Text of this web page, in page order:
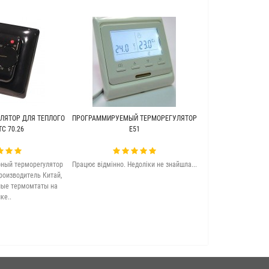
ДЛЯ ТЕПЛОГО
70.26
терморегулятор
Китай,
термомтаты на
ПРОГРАММИРУЕМЫЙ ТЕРМОРЕГУЛЯТОР
Е51
Працює відмінно. Недоліки не знайшла...